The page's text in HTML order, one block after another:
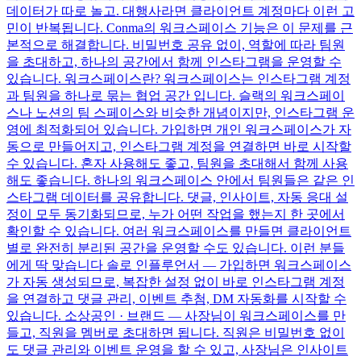
데이터가 따로 놀고. 대행사라면 클라이언트 계정마다 이런 고
민이 반복됩니다. Conma의 워크스페이스 기능은 이 문제를 근
본적으로 해결합니다. 비밀번호 공유 없이, 역할에 따라 팀원
을 초대하고, 하나의 공간에서 함께 인스타그램을 운영할 수
있습니다. 워크스페이스란? 워크스페이스는 인스타그램 계정
과 팀원을 하나로 묶는 협업 공간 입니다. 슬랙의 워크스페이
스나 노션의 팀 스페이스와 비슷한 개념이지만, 인스타그램 운
영에 최적화되어 있습니다. 가입하면 개인 워크스페이스가 자
동으로 만들어지고, 인스타그램 계정을 연결하면 바로 시작할
수 있습니다. 혼자 사용해도 좋고, 팀원을 초대해서 함께 사용
해도 좋습니다. 하나의 워크스페이스 안에서 팀원들은 같은 인
스타그램 데이터를 공유합니다. 댓글, 인사이트, 자동 응대 설
정이 모두 동기화되므로, 누가 어떤 작업을 했는지 한 곳에서
확인할 수 있습니다. 여러 워크스페이스를 만들면 클라이언트
별로 완전히 분리된 공간을 운영할 수도 있습니다. 이런 분들
에게 딱 맞습니다 솔로 인플루언서 — 가입하면 워크스페이스
가 자동 생성되므로, 복잡한 설정 없이 바로 인스타그램 계정
을 연결하고 댓글 관리, 이벤트 추첨, DM 자동화를 시작할 수
있습니다. 소상공인 · 브랜드 — 사장님이 워크스페이스를 만
들고, 직원을 멤버로 초대하면 됩니다. 직원은 비밀번호 없이
도 댓글 관리와 이벤트 운영을 할 수 있고, 사장님은 인사이트